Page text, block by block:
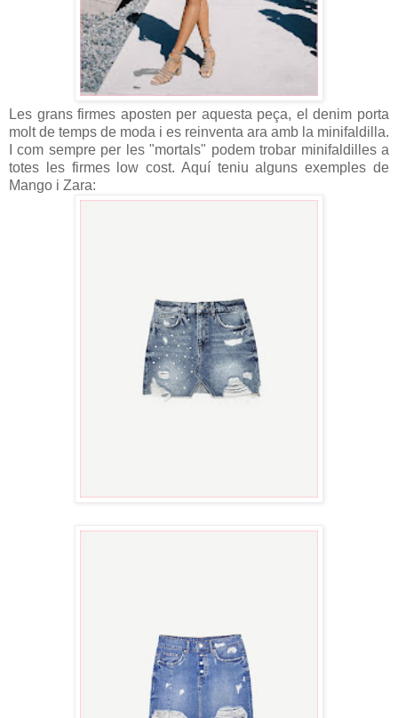
Les grans firmes aposten per aquesta peça, el denim porta
molt de temps de moda i es reinventa ara amb la minifaldilla.
I com sempre per les "mortals" podem trobar minifaldilles a
totes les firmes low cost. Aquí teniu alguns exemples de
Mango i Zara: